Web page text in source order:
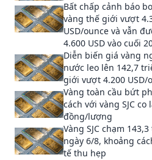
Bất chấp cảnh báo
vàng thế giới vượt
USD/ounce và vẫn
4.600 USD vào cuối
Diễn biến giá vàng
nước leo lên 142,7
giới vượt 4.200 USD/
Vàng toàn cầu bứt
cách với vàng SJC
đồng/lượng
Vàng SJC chạm
ngày 6/8, khoảng
tế thu hẹp